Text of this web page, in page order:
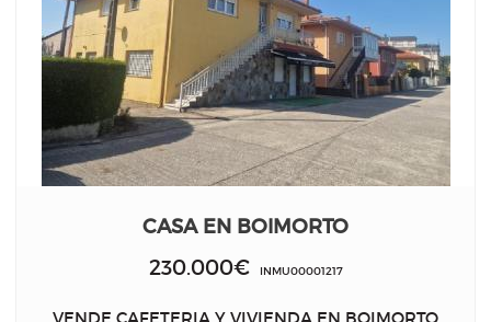
CASA EN BOIMORTO
230.000€INMU00001217